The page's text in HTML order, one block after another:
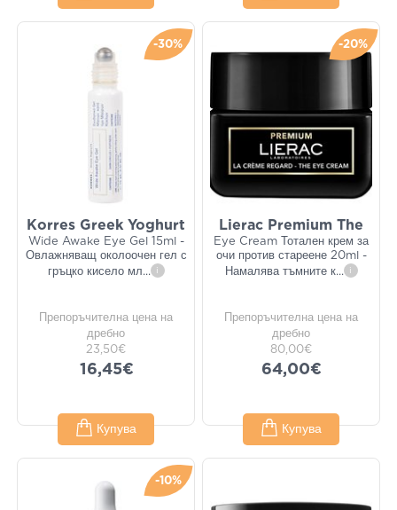
-30%
Korres Greek Yoghurt
Wide Awake Eye Gel 15ml -
Овлажняващ околоочен гел с
гръцко кисело мл... i
Препоръчителна цена на
дребно
23,50€
16,45€
Купува
-20%
Lierac Premium The
Eye Cream Тотален крем за
очи против стареене 20ml -
Намалява тъмните к... i
Препоръчителна цена на
дребно
80,00€
64,00€
Купува
-10%